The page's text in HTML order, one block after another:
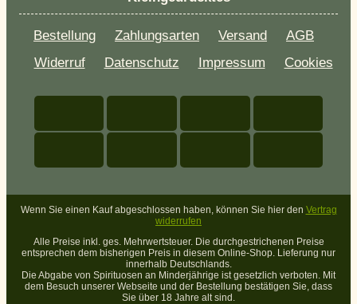
Bestellung Zahlungsarten Versand
AGB
Widerruf
Datenschutz Impressum Cookies
Wenn Sie einen Kauf abgeschlossen haben, können Sie hier den Vertrag
widerrufen
Alle Preise inkl. ges. Mehrwertsteuer. Die durchgestrichenen Preise
entsprechen dem bisherigen Preis in diesem Online-Shop. Lieferung nur
innerhalb Deutschlands.
Die Abgabe von Spirituosen an Minderjährige ist gesetzlich verboten. Mit
dem Besuch unserer Webseite und der Bestellung bestätigen Sie, dass
Sie über 18 Jahre alt sind.